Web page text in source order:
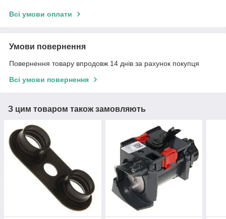
Всі умови оплати
Умови повернення
Повернення товару впродовж 14 днів за рахунок покупця
Всі умови повернення
З цим товаром також замовляють